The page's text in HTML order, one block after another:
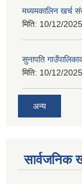
मध्यमकालिन खर्च
मिति: 10/12/
सुनापति
मिति: 10/12/
अन्य
सार्वजनिक